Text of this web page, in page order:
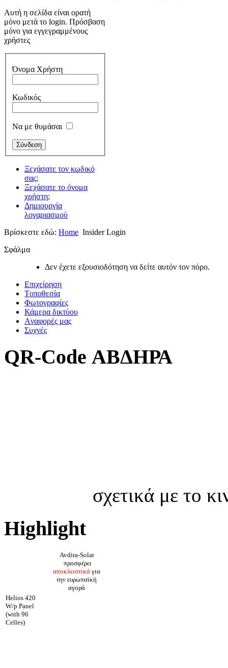
Αυτή η σελίδα είναι ορατή
μόνο μετά το login. Πρόσβαση
μόνο για εγγεγραμμένους
χρήστες
Όνομα Χρήστη
Κωδικός
Να με θυμάσαι
Ξεχάσατε τον κωδικό
σας;
Ξεχάσατε το όνομα
χρήστη;
Δημιουργία
λογαριασμού
Βρίσκεστε εδώ: Home Insider Login
Σφάλμα
Δεν έχετε εξουσιοδότηση να δείτε αυτόν τον πόρο.
Επιχείρηση
Tοποθεσία
Φωτογραφίες
Κάμερα δικτύου
Aναφορές μας
Συχνές
QR-Code ΑΒΔΗΡΑ
σχετικά με το
Highlight
Avdira-Solar
προσφέρει
αποκλειστικά για
την ευρωπαϊκή
αγορά
Helios 420
W/p Panel
(with 96
Celles)